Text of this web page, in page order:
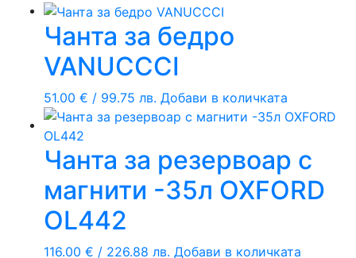
Чанта за бедро
VANUCCCI
51.00 € / 99.75 лв. Добави в количката
Чанта за резервоар с
магнити -35л OXFORD
OL442
116.00 € / 226.88 лв. Добави в количката